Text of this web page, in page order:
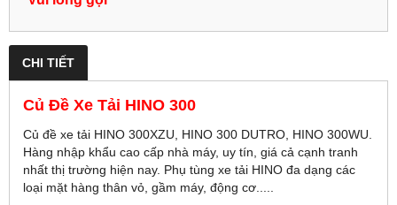
CHI TIẾT
Củ Đề Xe Tải HINO 300
Củ đề xe tải HINO 300XZU, HINO 300 DUTRO, HINO 300WU.
Hàng nhập khẩu cao cấp nhà máy, uy tín, giá cả cạnh tranh
nhất thị trường hiện nay. Phụ tùng xe tải HINO đa dạng các
loại mặt hàng thân vỏ, gầm máy, động cơ.....